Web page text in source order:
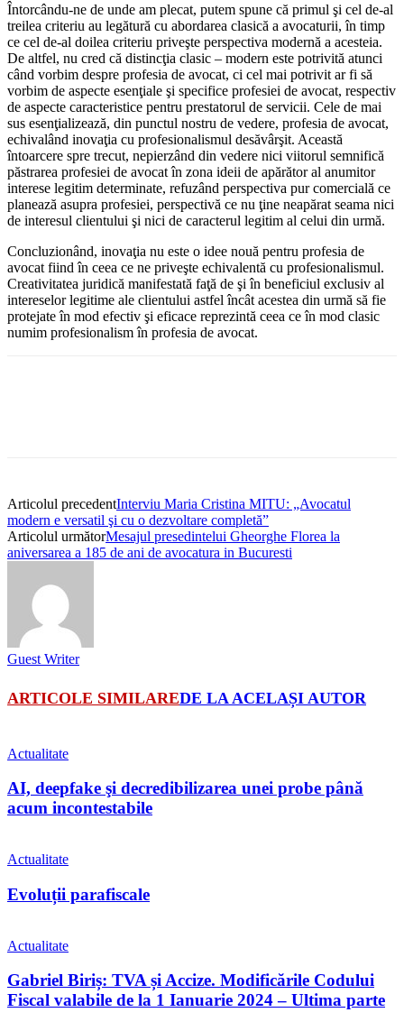
Întorcându-ne de unde am plecat, putem spune că primul şi cel de-al
treilea criteriu au legătură cu abordarea clasică a avocaturii, în timp
ce cel de-al doilea criteriu priveşte perspectiva modernă a acesteia.
De altfel, nu cred că distincţia clasic – modern este potrivită atunci
când vorbim despre profesia de avocat, ci cel mai potrivit ar fi să
vorbim de aspecte esenţiale şi specifice profesiei de avocat, respectiv
de aspecte caracteristice pentru prestatorul de servicii. Cele de mai
sus esenţializează, din punctul nostru de vedere, profesia de avocat,
echivalând inovaţia cu profesionalismul desăvârşit. Această
întoarcere spre trecut, nepierzând din vedere nici viitorul semnifică
păstrarea profesiei de avocat în zona ideii de apărător al anumitor
interese legitim determinate, refuzând perspectiva pur comercială ce
planează asupra profesiei, perspectivă ce nu ţine neapărat seama nici
de interesul clientului şi nici de caracterul legitim al celui din urmă.
Concluzionând, inovaţia nu este o idee nouă pentru profesia de
avocat fiind în ceea ce ne priveşte echivalentă cu profesionalismul.
Creativitatea juridică manifestată faţă de şi în beneficiul exclusiv al
intereselor legitime ale clientului astfel încât acestea din urmă să fie
protejate în mod efectiv şi eficace reprezintă ceea ce în mod clasic
numim profesionalism în profesia de avocat.
Articolul precedentInterviu Maria Cristina MITU: „Avocatul
modern e versatil şi cu o dezvoltare completă”
Articolul următorMesajul presedintelui Gheorghe Florea la
aniversarea a 185 de ani de avocatura in Bucuresti
Guest Writer
ARTICOLE SIMILAREDE LA ACELAȘI AUTOR
Actualitate
AI, deepfake şi decredibilizarea unei probe până
acum incontestabile
Actualitate
Evoluții parafiscale
Actualitate
Gabriel Biriș: TVA și Accize. Modificările Codului
Fiscal valabile de la 1 Ianuarie 2024 – Ultima parte